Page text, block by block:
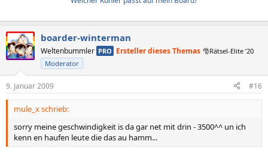
boarder-winterman
Weltenbummler PRO Ersteller dieses Themas 🎅Rätsel-Elite ’20
Moderator
9. Januar 2009 #16
mule_x schrieb:
sorry meine geschwindigkeit is da gar net mit drin - 3500^^ un ich
kenn en haufen leute die das au hamm...